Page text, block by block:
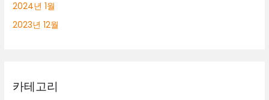
2024년 1월
2023년 12월
카테고리